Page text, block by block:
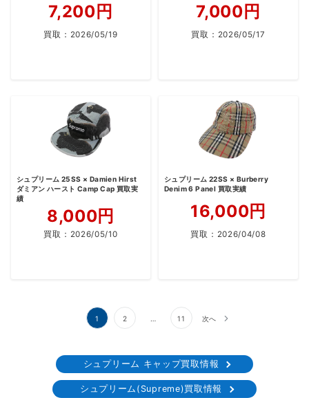
7,200円
買取： 2026/05/19
7,000円
買取： 2026/05/17
シュプリーム 25SS × Damien Hirst
ダミアン ハースト Camp Cap 買取実
績
8,000円
買取： 2026/05/10
シュプリーム 22SS × Burberry
Denim 6 Panel 買取実績
16,000円
買取： 2026/04/08
1 2 11 次へ
シュプリーム キャップ買取情報
シュプリーム(Supreme)買取情報